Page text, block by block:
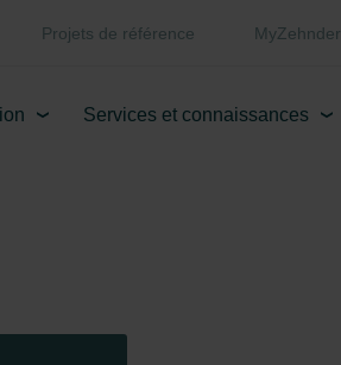
Projets de référence MyZehnder
Services et connaissances